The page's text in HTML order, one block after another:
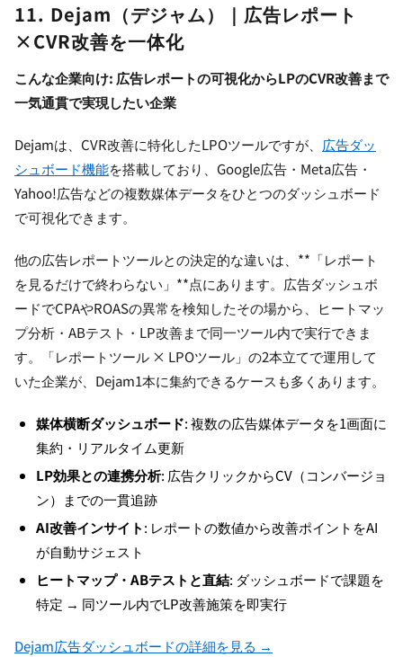
11. Dejam（デジャム）｜広告レポート
×CVR改善を一体化
こんな企業向け: 広告レポートの可視化からLPのCVR改善まで
一気通貫で実現したい企業
Dejamは、CVR改善に特化したLPOツールですが、 広告ダッ
シュボード機能を搭載しており、Google広告・Meta広告・
Yahoo!広告などの複数媒体データをひとつのダッシュボード
で可視化できます。
他の広告レポートツールとの決定的な違いは、**「レポート
を見るだけで終わらない」**点にあります。広告ダッシュボ
ードでCPAやROASの異常を検知したその場から、ヒートマッ
プ分析・ABテスト・LP改善まで同一ツール内で実行できま
す。「レポートツール × LPOツール」の2本立てで運用して
いた企業が、Dejam1本に集約できるケースも多くあります。
媒体横断ダッシュボード: 複数の広告媒体データを1画面に
集約・リアルタイム更新
LP効果との連携分析: 広告クリックからCV（コンバージョ
ン）までの一貫追跡
AI改善インサイト: レポートの数値から改善ポイントをAI
が自動サジェスト
ヒートマップ・ABテストと直結: ダッシュボードで課題を
特定 → 同ツール内でLP改善施策を即実行
Dejam広告ダッシュボードの詳細を見る →